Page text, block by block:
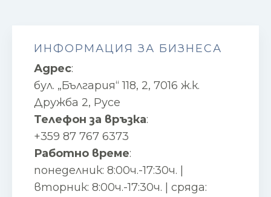
ИНФОРМАЦИЯ ЗА БИЗНЕСА
Адрес:
бул. „България“ 118, 2, 7016 ж.к.
Дружба 2, Русе
Телефон за връзка:
+359 87 767 6373
Работно време:
понеделник: 8:00ч.-17:30ч. |
вторник: 8:00ч.-17:30ч. | сряда: